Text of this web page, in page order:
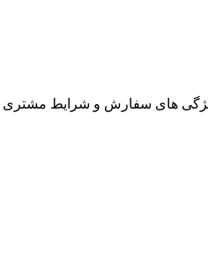
های سفارش و شرایط مشتری